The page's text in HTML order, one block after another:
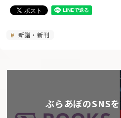
新譜・新刊
ぶらあぼのSNS